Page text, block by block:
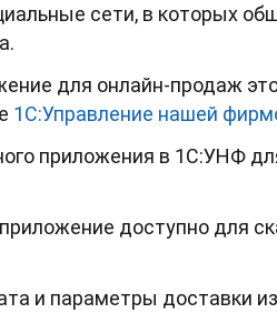
сети, в которых
для онлайн-продаж
1С:Управление нашей
приложения в 1С:УНФ
доступно для
и параметры доставки